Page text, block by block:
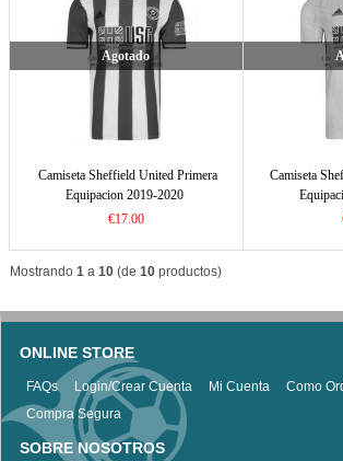
Agotado
Camiseta Sheffield United Primera
Equipacion 2019-2020
€17.00
Camiseta
Mostrando 1a 10(de 10productos)
ONLINE STORE
FAQs Login/Crear Cuenta Mi Cuenta
Como
Compra Segura
SOBRE NOSOTROS